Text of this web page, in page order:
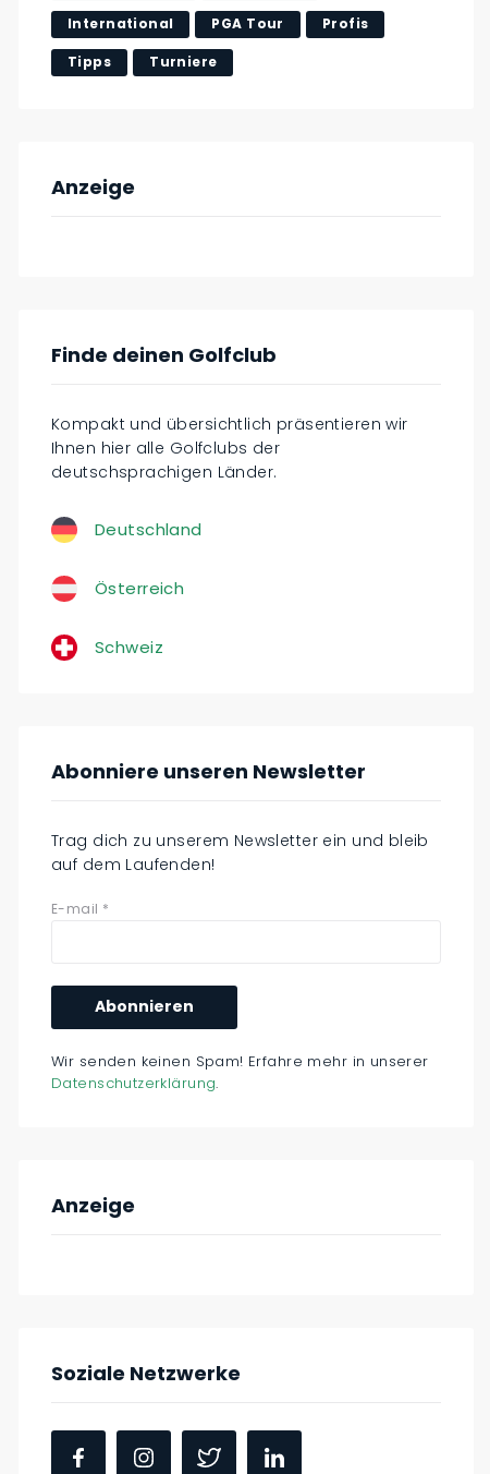
International PGA Tour Profis
Tipps Turniere
Anzeige
Finde deinen Golfclub
Kompakt und übersichtlich präsentieren wir
Ihnen hier alle Golfclubs der
deutschsprachigen Länder.
Deutschland
Österreich
Schweiz
Abonniere unseren Newsletter
Trag dich zu unserem Newsletter ein und bleib
auf dem Laufenden!
E-mail *
Wir senden keinen Spam! Erfahre mehr in unserer
Datenschutzerklärung.
Anzeige
Soziale Netzwerke